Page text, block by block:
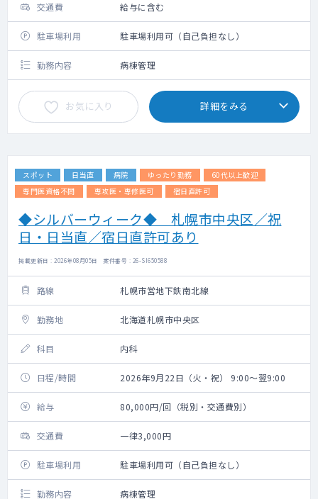
交通費 給与に含む
駐車場利用 駐車場利用可（自己負担なし）
勤務内容 病棟管理
お気に入り 詳細をみる
スポット 日当直 病院 ゆったり勤務
60代以上歓迎
専門医資格不問
専攻医・専修医可 宿日直許可
◆シルバーウィーク◆ 札幌市中央区／祝
日・日当直／宿日直許可あり
掲載更新日 : 2026年08月05日 案件番号 : 26-SI650588
路線 札幌市営地下鉄南北線
勤務地 北海道札幌市中央区
科目 内科
日程/時間 2026年9月22日（火・祝） 9:00～翌9:00
給与 80,000円/回（税別・交通費別）
交通費 一律3,000円
駐車場利用 駐車場利用可（自己負担なし）
勤務内容 病棟管理